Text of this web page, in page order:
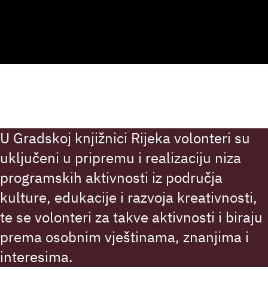
U Gradskoj knjižnici Rijeka volonteri su
uključeni u pripremu i realizaciju niza
programskih aktivnosti iz područja
kulture, edukacije i razvoja kreativnosti,
te se volonteri za takve aktivnosti i biraju
prema osobnim vještinama, znanjima i
interesima.